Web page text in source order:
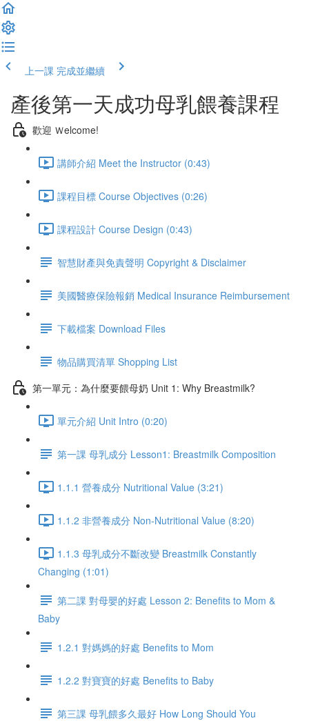
上一課 完成並繼續
產後第一天成功母乳餵養課程
歡迎 Ｗelcome!
講師介紹 Meet the Instructor (0:43)
課程目標 Course Objectives (0:26)
課程設計 Course Design (0:43)
智慧財產與免責聲明 Copyright & Disclaimer
美國醫療保險報銷 Medical Insurance Reimbursement
下載檔案 Download Files
物品購買清單 Shopping List
第一單元：為什麼要餵母奶 Unit 1: Why Breastmilk?
單元介紹 Unit Intro (0:20)
第一課 母乳成分 Lesson1: Breastmilk Composition
1.1.1 營養成分 Nutritional Value (3:21)
1.1.2 非營養成分 Non-Nutritional Value (8:20)
1.1.3 母乳成分不斷改變 Breastmilk Constantly
Changing (1:01)
第二課 對母嬰的好處 Lesson 2: Benefits to Mom &
Baby
1.2.1 對媽媽的好處 Benefits to Mom
1.2.2 對寶寶的好處 Benefits to Baby
第三課 母乳餵多久最好 How Long Should You